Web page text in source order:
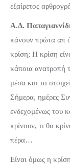
εξαίρετος
Α.Δ.
κάνουν πρώτα απ
κρίση; Η κρίση
κάποια ανατροπή
μέσα και το
Σήμερα, ημέρες
ενδεχομένως του
κρίνουν, τι θα
πέρα…
Είναι όμως η